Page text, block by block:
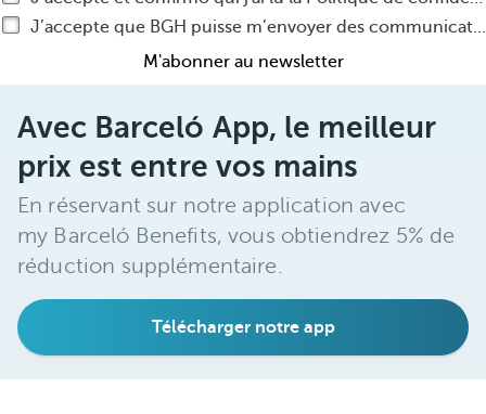
J’accepte que BGH puisse m’envoyer des communications commerciales par tout moyen que ce soit, sur ses produits ou services
M'abonner au newsletter
Avec Barceló App, le meilleur
prix est entre vos mains
En réservant sur notre application avec
my Barceló Benefits, vous obtiendrez 5% de
réduction supplémentaire.
Télécharger notre app